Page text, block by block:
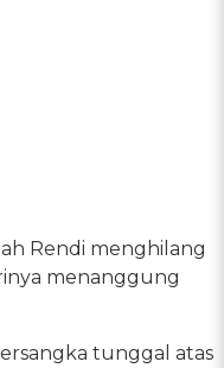
Rendi menghilang
menanggung
tunggal atas